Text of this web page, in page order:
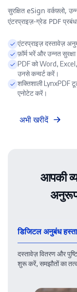
सुरक्षित eSign वर्कफ़्लो,
एंटरप्राइज़-ग्रेड PDF
एंटरप्राइज़ दस्तावेज़
फ़ॉर्म भरें और उन्नत
PDF को Word,
उनसे कन्वर्ट करें।
शक्तिशाली LynxPDF
एनोटेट करें।
अभी खरीदें
आपकी
अनुरूप
डिजिटल अनुबंध
दस्तावेज़ वितरण और
शुरू करें, समझौतों का